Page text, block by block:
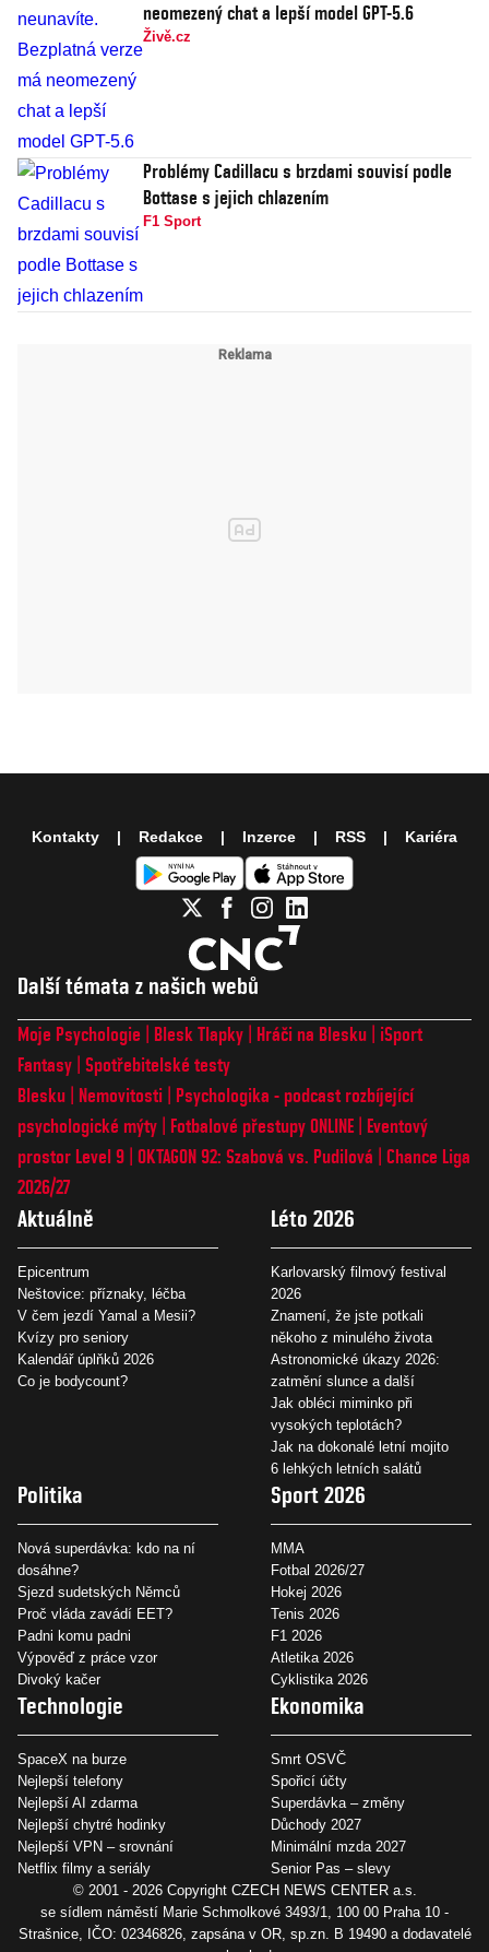
neomezený chat a lepší model GPT-5.6
Živě.cz
Problémy Cadillacu s brzdami souvisí podle
Bottase s jejich chlazením
F1 Sport
Další témata z našich webů
Moje Psychologie Blesk Tlapky Hráči na Blesku
iSport
Fantasy Spotřebitelské testy
Blesku
Nemovitosti
Psychologika - podcast rozbíjející
psychologické mýty
Fotbalové přestupy ONLINE
Eventový
prostor Level 9 OKTAGON 92: Szabová vs. Pudilová
Chance Liga
2026/27
Aktuálně
Epicentrum
Neštovice: příznaky, léčba
V čem jezdí Yamal a Mesii?
Kvízy pro seniory
Kalendář úplňků 2026
Co je bodycount?
Léto 2026
Karlovarský filmový festival
2026
Znamení, že jste potkali
někoho z minulého života
Astronomické úkazy 2026:
zatmění slunce a další
Jak obléci miminko při
vysokých teplotách?
Jak na dokonalé letní mojito
6 lehkých letních salátů
Politika
Nová superdávka: kdo na ní
dosáhne?
Sjezd sudetských Němců
Proč vláda zavádí EET?
Padni komu padni
Výpověď z práce vzor
Divoký kačer
Sport 2026
MMA
Fotbal 2026/27
Hokej 2026
Tenis 2026
F1 2026
Atletika 2026
Cyklistika 2026
Technologie
SpaceX na burze
Nejlepší telefony
Nejlepší AI zdarma
Nejlepší chytré hodinky
Nejlepší VPN – srovnání
Netflix filmy a seriály
Ekonomika
Smrt OSVČ
Spořicí účty
Superdávka – změny
Důchody 2027
Minimální mzda 2027
Senior Pas – slevy
Kontakty Redakce Inzerce RSS Kariéra
© 2001 - 2026 Copyright CZECH NEWS CENTER a.s.
se sídlem náměstí Marie Schmolkové 3493/1, 100 00 Praha 10 -
Strašnice, IČO: 02346826, zapsána v OR, sp.zn. B 19490 a dodavatelé